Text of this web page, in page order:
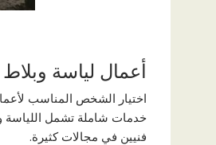
أعمال لياسة وبلاط
اختيار الشخص المناسب
خدمات شاملة تشمل اللياسة
فنيين في مجالات كثيرة.